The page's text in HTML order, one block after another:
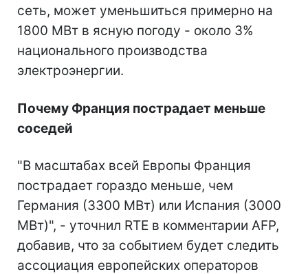
сеть, может уменьшиться примерно на
1800 МВт в ясную погоду - около 3%
национального производства
электроэнергии.
Почему Франция пострадает меньше
соседей
"В масштабах всей Европы Франция
пострадает гораздо меньше, чем
Германия (3300 МВт) или Испания (3000
МВт)", - уточнил RTE в комментарии AFP,
добавив, что за событием будет следить
ассоциация европейских операторов